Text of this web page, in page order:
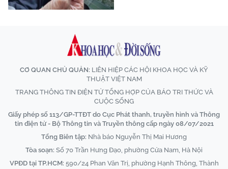
CƠ QUAN CHỦ QUẢN: LIÊN HIỆP CÁC HỘI KHOA HỌC VÀ KỸ
THUẬT VIỆT NAM
TRANG THÔNG TIN ĐIỆN TỬ TỔNG HỢP CỦA BÁO TRI THỨC VÀ
CUỘC SỐNG
Giấy phép số 113/GP-TTĐT do Cục Phát thanh, truyền hình và Thông
tin điện tử - Bộ Thông tin và Truyền thông cấp ngày 08/07/2021
Tổng Biên tập: Nhà báo Nguyễn Thị Mai Hương
Tòa soạn: Số 70 Trần Hưng Đạo, phường Cửa Nam, Hà Nội
VPĐD tại TP.HCM: 590/24 Phan Văn Trị, phường Hạnh Thông, Thành